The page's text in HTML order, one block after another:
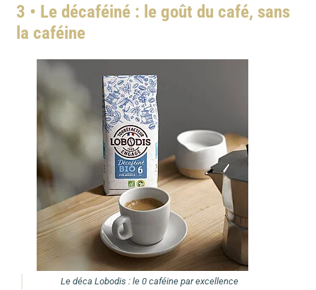
3 • Le décaféiné : le goût du café, sans
la caféine
Le déca Lobodis : le 0 caféine par excellence